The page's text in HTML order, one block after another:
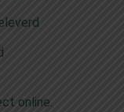
online.